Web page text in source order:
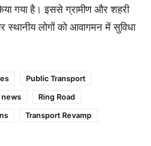
गया है। इससे ग्रामीण और शहरी
स्थानीय लोगों को आवागमन में सुविधा
Public Transport
news
Ring Road
Transport Revamp